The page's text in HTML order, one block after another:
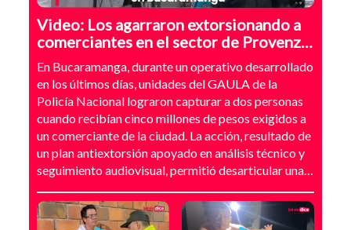
Video: Los agarraron extorsionando a
comerciantes en el sector de Provenza,
Bucaramanga
En Bucaramanga, durante un operativo desarrollado
en los últimos días, unidades del GAULA de la
Policía Nacional lograron capturar a dos personas
cuando recibían cinco millones de pesos exigidos a
un comerciante de la ciudad. La acción, resultado de
un plan antiextorsión apoyado en análisis técnico y
seguimiento audiovisual, permitió desarticular una
digitales, suplantación de grupos armados y presión
directa sobre establecimientos comerciales. La